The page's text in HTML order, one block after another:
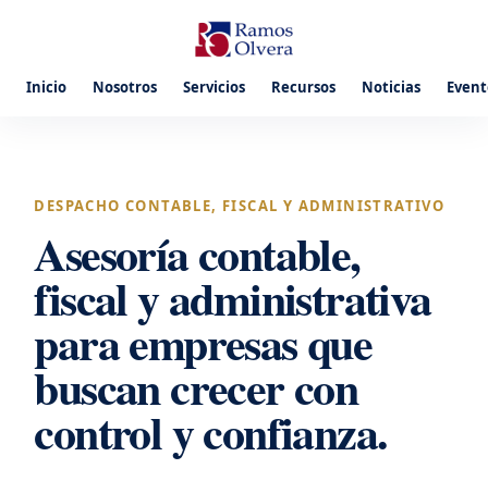
Inicio Nosotros Servicios Recursos Noticias
DESPACHO CONTABLE, FISCAL Y ADMINISTRATIVO
Asesoría contable,
fiscal y administrativa
para empresas que
buscan crecer con
control y confianza.